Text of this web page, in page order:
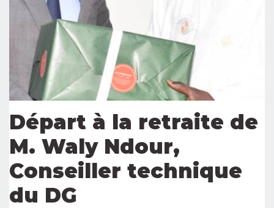
Départ à la retraite de
M. Waly Ndour,
Conseiller technique
du DG